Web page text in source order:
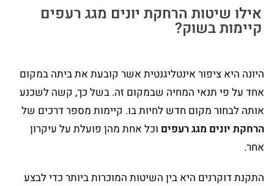
אילו שיטות הרחקת יונים מגג רעפים
קיימות בשוק?
היונה היא ציפור אינטליגנטית אשר קובעת את ביתה במקום
אחד על פי תנאי המחיה שבמקום זה. בשל כך, קשה לשכנע
אותה לבחור מקום חדש לחיות בו. קיימות מספר דרכים של
הרחקת יונים מגג רעפים וכל אחת מהן פועלת על עיקרון
אחר.
התקנת דוקרנים היא בין השיטות המוכרות ביותר כדי לבצע